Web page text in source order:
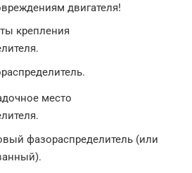
двигателя!
крепления
место
фазораспределитель (или